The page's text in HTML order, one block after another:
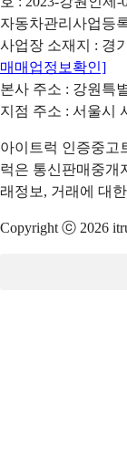
자동차관리사업등
사업장 소재지 : 경
매매업정보확인]
본사 주소 : 강원특
지점 주소 : 서울시
아이트럭 인증중고
럭은 통신판매중개
래정보, 거래에 대
Copyright ⓒ 2026